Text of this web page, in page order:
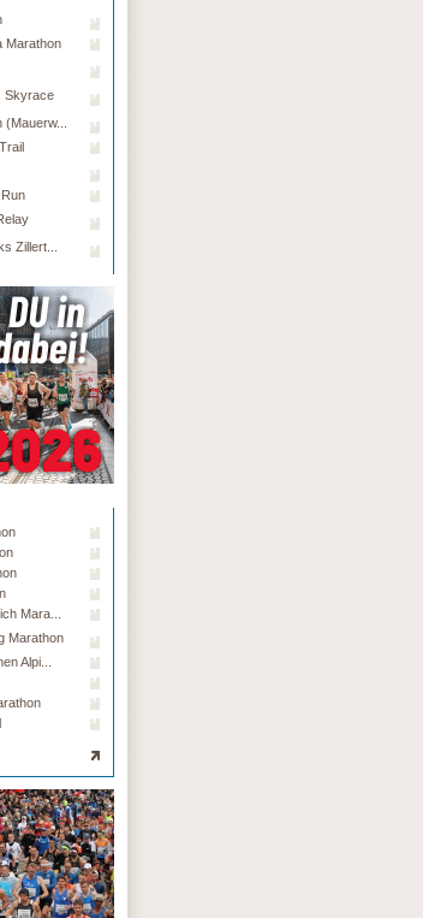
Marathon
Skyrace
Zillert...
Mara...
Marathon
Alpi...